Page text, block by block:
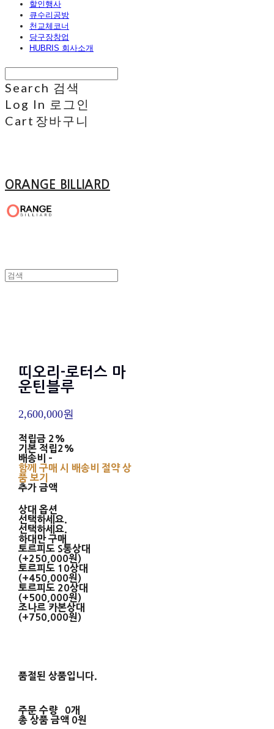
할인행사
큐수리공방
천교체코너
당구장창업
HUBRIS 회사소개
Search 검색
Log In 로그인
Cart 장바구니
ORANGE BILLIARD
띠오리-로터스 마
운틴블루
2,600,000원
적립금 2%
기본 적립2%
배송비 -
함께 구매 시 배송비 절약 상
품 보기
추가 금액
상대 옵션
선택하세요.
선택하세요.
하대만 구매
토르피도 S통상대
(+250,000원)
토르피도 10상대
(+450,000원)
토르피도 20상대
(+500,000원)
조나르 카본상대
(+750,000원)
품절된 상품입니다.
주문 수량
0개
총 상품 금액 0원